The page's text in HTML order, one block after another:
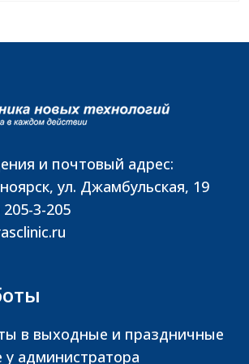
и почтовый адрес:
ул. Джамбульская, 19
3-205
в выходные и праздничные
у администратора